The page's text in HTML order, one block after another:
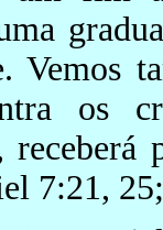
Vemos
os
7:21,